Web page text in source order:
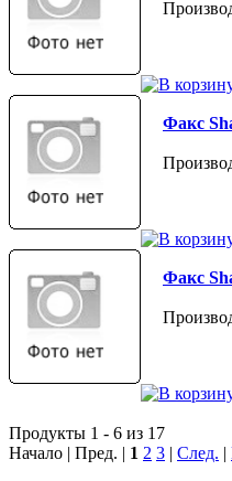
Факс
Факс
Продукты 1 - 6 из 17
Начало | Пред. | 1 2 3 | След. |